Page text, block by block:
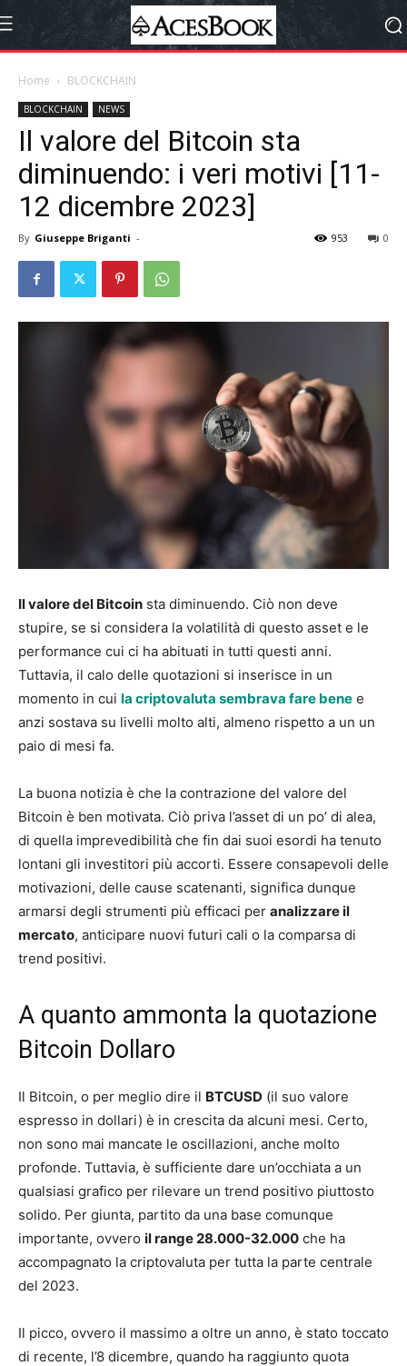
Home BLOCKCHAIN
BLOCKCHAIN NEWS
Il valore del Bitcoin sta
diminuendo: i veri motivi [11-
12 dicembre 2023]
By Giuseppe Briganti - 0
953
Il valore del Bitcoin sta diminuendo. Ciò non deve
stupire, se si considera la volatilità di questo asset e le
performance cui ci ha abituati in tutti questi anni.
Tuttavia, il calo delle quotazioni si inserisce in un
momento in cui la criptovaluta sembrava fare bene e
anzi sostava su livelli molto alti, almeno rispetto a un un
paio di mesi fa.
La buona notizia è che la contrazione del valore del
Bitcoin è ben motivata. Ciò priva l’asset di un po’ di alea,
di quella imprevedibilità che fin dai suoi esordi ha tenuto
lontani gli investitori più accorti. Essere consapevoli delle
motivazioni, delle cause scatenanti, significa dunque
armarsi degli strumenti più efficaci per analizzare il
mercato, anticipare nuovi futuri cali o la comparsa di
trend positivi.
A quanto ammonta la quotazione
Bitcoin Dollaro
Il Bitcoin, o per meglio dire il BTCUSD (il suo valore
espresso in dollari) è in crescita da alcuni mesi. Certo,
non sono mai mancate le oscillazioni, anche molto
profonde. Tuttavia, è sufficiente dare un’occhiata a un
qualsiasi grafico per rilevare un trend positivo piuttosto
solido. Per giunta, partito da una base comunque
importante, ovvero il range 28.000-32.000 che ha
accompagnato la criptovaluta per tutta la parte centrale
del 2023.
Il picco, ovvero il massimo a oltre un anno, è stato toccato
di recente, l’8 dicembre, quando ha raggiunto quota